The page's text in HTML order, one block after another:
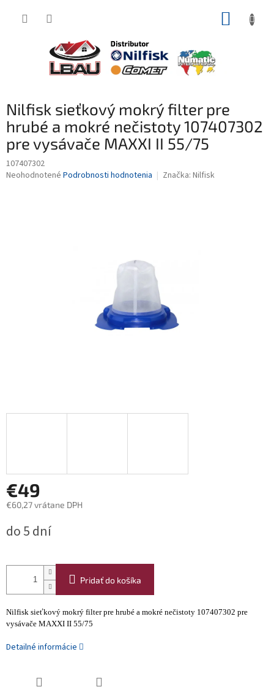
Nilfisk sieťkový mokrý filter pre
hrubé a mokré nečistoty 107407302
pre vysávače MAXXI II 55/75
107407302
Priemerné
Neohodnotené Podrobnosti hodnotenia Značka: Nilfisk
€49
€60,27 vrátane DPH
cena:
do 5 dní
Pridať do košíka
Nilfisk sieťkový mokrý filter pre hrubé a mokré nečistoty 107407302 pre
vysávače MAXXI II 55/75
Detailné informácie